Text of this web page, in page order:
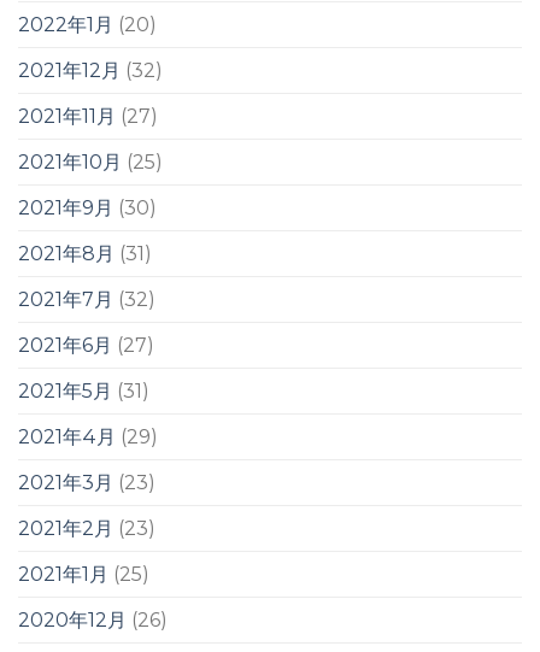
2022年1月 (20)
2021年12月 (32)
2021年11月 (27)
2021年10月 (25)
2021年9月 (30)
2021年8月 (31)
2021年7月 (32)
2021年6月 (27)
2021年5月 (31)
2021年4月 (29)
2021年3月 (23)
2021年2月 (23)
2021年1月 (25)
2020年12月 (26)